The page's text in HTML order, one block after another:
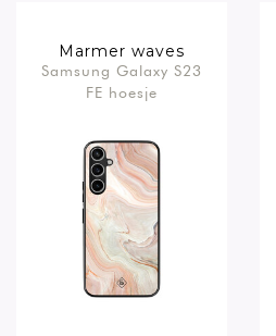
Marmer waves
Samsung Galaxy S23
FE hoesje